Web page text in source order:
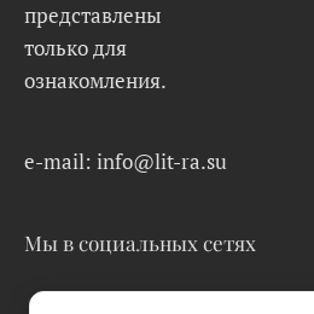
представлены
только для
ознакомления.
e-mail: info@lit-ra.su
Мы в социальных сетях